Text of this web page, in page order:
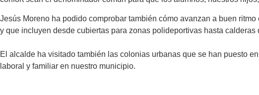
Jesús Moreno ha podido comprobar también cómo avanzan a buen
y que incluyen desde cubiertas para zonas polideportivas hasta
El alcalde ha visitado también las colonias urbanas que se han puesto
laboral y familiar en nuestro municipio.